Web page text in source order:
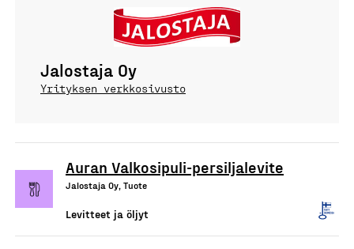
Jalostaja Oy
Yrityksen verkkosivusto
Auran Valkosipuli-persiljalevite
Jalostaja Oy, Tuote
Levitteet ja öljyt